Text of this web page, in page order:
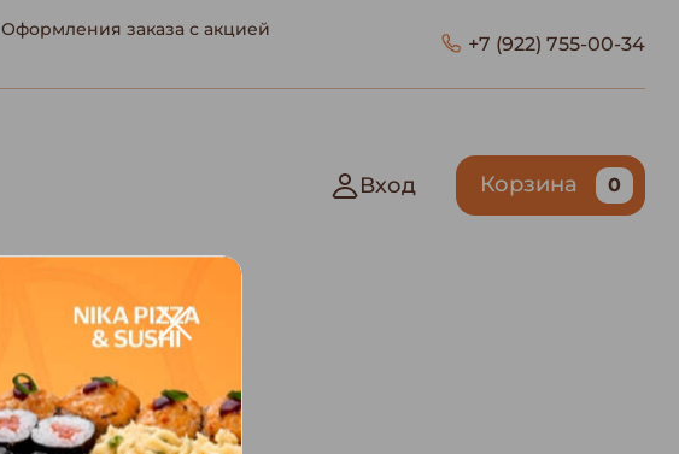
Оформления заказа с акцией
+7 (922) 755-00-34
Вход Корзина 0